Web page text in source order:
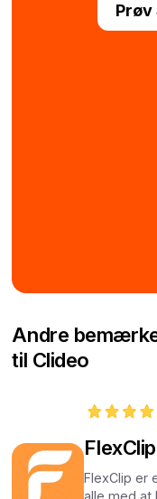
Andre
til Clideo
FlexClip
FlexClip er
alle med at